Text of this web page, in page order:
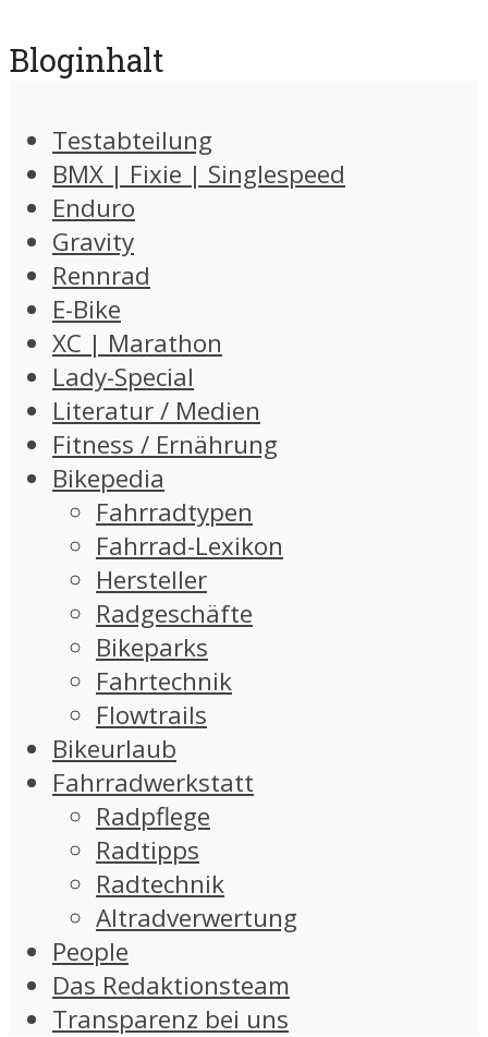
Bloginhalt
Testabteilung
BMX | Fixie | Singlespeed
Enduro
Gravity
Rennrad
E-Bike
XC | Marathon
Lady-Special
Literatur / Medien
Fitness / Ernährung
Bikepedia
Fahrradtypen
Fahrrad-Lexikon
Hersteller
Radgeschäfte
Bikeparks
Fahrtechnik
Flowtrails
Bikeurlaub
Fahrradwerkstatt
Radpflege
Radtipps
Radtechnik
Altradverwertung
People
Das Redaktionsteam
Transparenz bei uns